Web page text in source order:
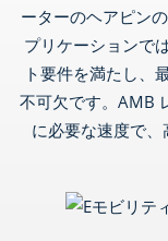
ーターのヘアピン
プリケーションでは
ト要件を満たし、
不可欠です。AMB
に必要な速度で